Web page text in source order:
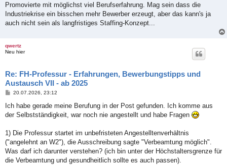
Promovierte mit möglichst viel Berufserfahrung. Mag sein dass die
Industriekrise ein bisschen mehr Bewerber erzeugt, aber das kann's ja
auch nicht sein als langfristiges Staffing-Konzept...
qwertz
Neu hier
Re: FH-Professur - Erfahrungen, Bewerbungstipps und
Austausch VII - ab 2025
B
i
r
20.07.2026, 23:12
Ich habe gerade meine Berufung in der Post gefunden. Ich komme aus
der Selbstständigkeit, war noch nie angestellt und habe Fragen
1) Die Professur startet im unbefristeten Angestelltenverhältnis
("angelehnt an W2"), die Ausschreibung sagte "Verbeamtung möglich".
Was darf ich darunter verstehen? (ich bin unter der Höchstaltersgrenze für
die Verbeamtung und gesundheitlich sollte es auch passen).